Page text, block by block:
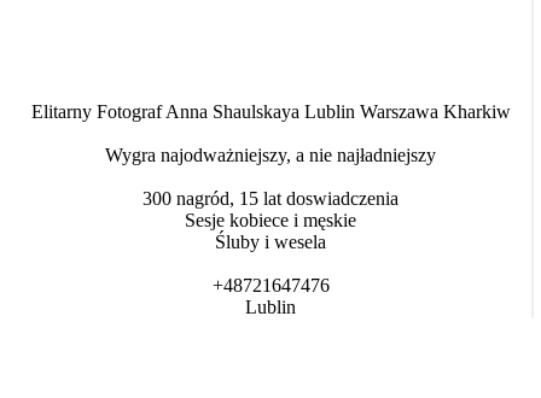
Elitarny Fotograf Anna Shaulskaya Lublin Warszawa Kharkiw
Wygra najodważniejszy, a nie najładniejszy
300 nagród, 15 lat doswiadczenia
Sesje kobiece i męskie
Śluby i wesela
+48721647476
Lublin